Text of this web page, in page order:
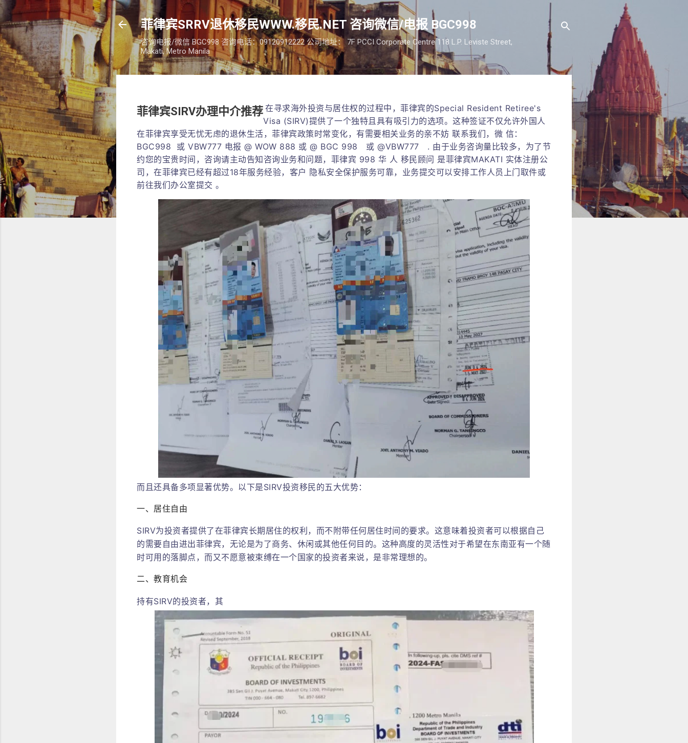
跳至主要内容
菲律宾SRRV退休移民WWW.移民.NET 咨询微信/电报 BGC998
咨询电报/微信 BGC998 咨询电话：09120912222 公司地址： 7F PCCI Corporate Centre 118 L.P. Leviste Street,
Makati, Metro Manila
菲律宾SIRV办理中介推荐 在寻求海外投资与居住权的过程中，菲律宾的Special Resident Retiree's
Visa (SIRV)提供了一个独特且具有吸引力的选项。这种签证不仅允许外国人
在菲律宾享受无忧无虑的退休生活，菲律宾政策时常变化，有需要相关业务的亲不妨 联系我们，微 信：
BGC998 或 VBW777 电报 @ WOW 888 或 @ BGC 998 或 @VBW777 . 由于业务咨询量比较多，为了节
约您的宝贵时间，咨询请主动告知咨询业务和问题，菲律宾 998 华 人 移民顾问 是菲律宾MAKATI 实体注册公
司，在菲律宾已经有超过18年服务经验，客户 隐私安全保护服务可靠，业务提交可以安排工作人员上门取件或
前往我们办公室提交 。
而且还具备多项显著优势。以下是SIRV投资移民的五大优势：
一、居住自由
SIRV为投资者提供了在菲律宾长期居住的权利，而不附带任何居住时间的要求。这意味着投资者可以根据自己
的需要自由进出菲律宾，无论是为了商务、休闲或其他任何目的。这种高度的灵活性对于希望在东南亚有一个随
时可用的落脚点，而又不愿意被束缚在一个国家的投资者来说，是非常理想的。
二、教育机会
持有SIRV的投资者，其